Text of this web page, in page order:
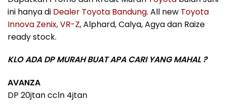
ini hanya di Dealer Toyota Bandung. All new Toyota
Innova Zenix, VR-Z, Alphard, Calya, Agya dan Raize
ready stock.
KLO ADA DP MURAH BUAT APA CARI YANG MAHAL ?
AVANZA
DP 20jtan ccln 4jtan